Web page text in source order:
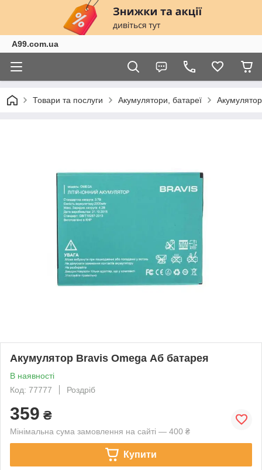
A99.com.ua
Товари та послуги Акумулятори, батареї
Акумулятор Bravis Omega Аб батарея
В наявності
Код: 77777
Роздріб
359 ₴
Мінімальна сума замовлення на сайті — 400 ₴
Купити